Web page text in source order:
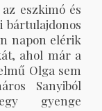
eszkimó és
bártulajdonos
napon elérik
ahol már a
Olga sem
Sanyiból
gyenge